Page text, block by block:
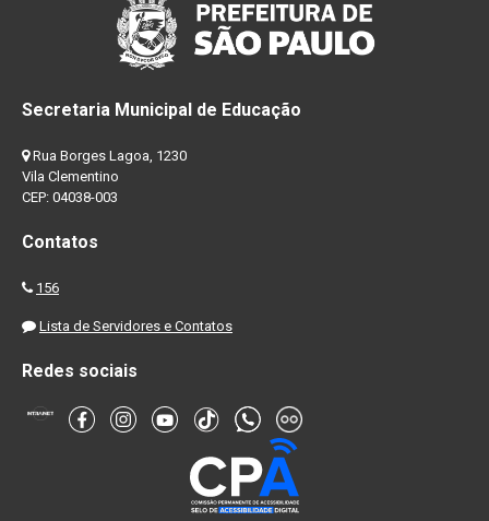
Secretaria Municipal de Educação
Rua Borges Lagoa, 1230
Vila Clementino
CEP: 04038-003
Contatos
156
Lista de Servidores e Contatos
Redes sociais